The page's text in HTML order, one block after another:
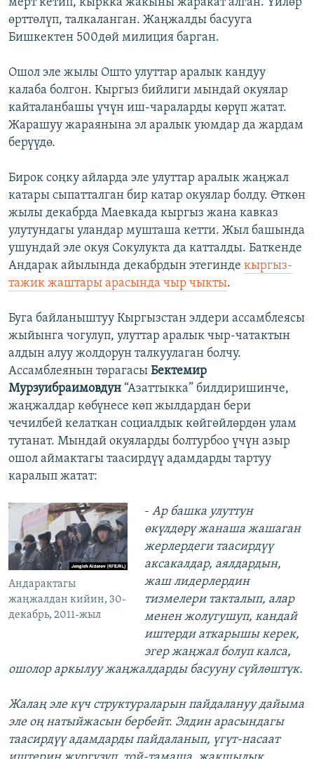
мерт кетип, кыркка жакыны жаракат алган. Үйлөр
өрттөлүп, талкаланган. Жаңжалды басууга
Бишкектен 500дөй милиция барган.
Ошол эле жылы Ошто улуттар аралык кандуу
калаба болгон. Кыргыз бийлиги мындай окуялар
кайталанбашы үчүн иш-чараларды көрүп жатат.
Жарашуу жараянына эл аралык уюмдар да жардам
берүүдө.
Бирок соңку айларда эле улуттар аралык жаңжал
катары сыпатталган бир катар окуялар болду. Өткөн
жылы декабрда Маевкада кыргыз жана кавказ
улутундагы уландар мушташа кетти. Жыл башында
ушундай эле окуя Сокулукта да катталды. Баткенде
Андарак айылында декабрдын этегинде кыргыз-
тажик жаштары арасында чыр чыкты.
Буга байланыштуу Кыргызстан элдери ассамблеясы
жыйынга чогулуп, улуттар аралык чыр-чатактын
алдын алуу жолдорун талкуулаган болчу.
Ассамблеянын төрагасы Бектемир
Мурзуибраимовдун “Азаттыкка” билдиришинче,
жаңжалдар көбүнесе көп жылдардан бери
чечилбей келаткан социалдык көйгөйлөрдөн улам
тутанат. Мындай окуяларды болтурбоо үчүн азыр
ошол аймактагы таасирдүү адамдарды тартуу
каралып жатат:
Андарактагы
жаңжалдан кийин, 30-
декабрь, 2011-жыл
- Ар башка улуттун
өкүлдөрү жанаша жашаган
жерлердеги таасирдүү
аксакалдар, аялдардын,
жаш лидерлердин
тизмелери такталып, алар
менен жолугушуп, кандай
иштерди аткарышы керек,
эгер жаңжал болуп калса,
ошолор аркылуу жаңжалдарды басууну сүйлөштүк.
Жалаң эле күч структураларын пайдалануу дайыма
эле оң натыйжасын бербейт. Элдин арасындагы
таасирдүү адамдарды пайдаланып, үгүт-насаат